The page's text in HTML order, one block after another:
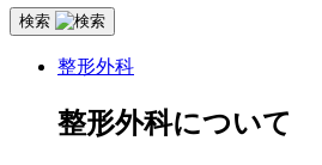
検索
整形外科
整形外科について